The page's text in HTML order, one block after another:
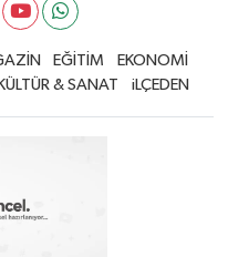
EĞİTİM
EKONOMİ
& SANAT iLÇEDEN